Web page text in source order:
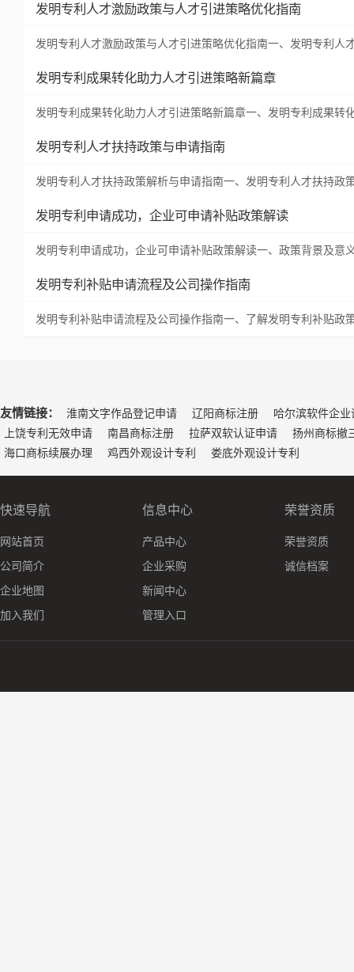
发明专利人才激励政策与人才引进策略优化指南
发明专利人才激励政策与人才引进策略优化指南一、发明专利
发明专利成果转化助力人才引进策略新篇章
发明专利成果转化助力人才引进策略新篇章一、发明专利成果
发明专利人才扶持政策与申请指南
发明专利人才扶持政策解析与申请指南一、发明专利人才扶持
发明专利申请成功，企业可申请补贴政策解读
发明专利申请成功，企业可申请补贴政策解读一、政策背景及
发明专利补贴申请流程及公司操作指南
发明专利补贴申请流程及公司操作指南一、了解发明专利补贴
友情链接： 淮南文字作品登记申请 辽阳商标注册
哈尔滨软件企业
上饶专利无效申请
南昌商标注册 拉萨双软认证申请
扬州商标撤
海口商标续展办理
鸡西外观设计专利 娄底外观设计专利
快速导航
网站首页
公司简介
企业地图
加入我们
信息中心
产品中心
企业采购
新闻中心
管理入口
荣誉资质
荣誉资质
诚信档案